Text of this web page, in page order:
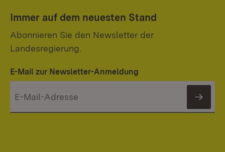
Immer auf dem neuesten Stand
Abonnieren Sie den Newsletter der
Landesregierung.
E-Mail zur Newsletter-Anmeldung